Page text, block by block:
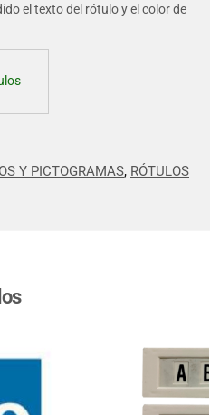
Y PICTOGRAMAS, RÓTULOS
el texto del rótulo y el color de